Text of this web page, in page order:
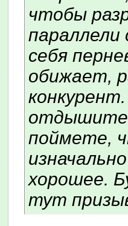
чтобы
параллели
себя
обижает,
поймете,
хорошее.
тут